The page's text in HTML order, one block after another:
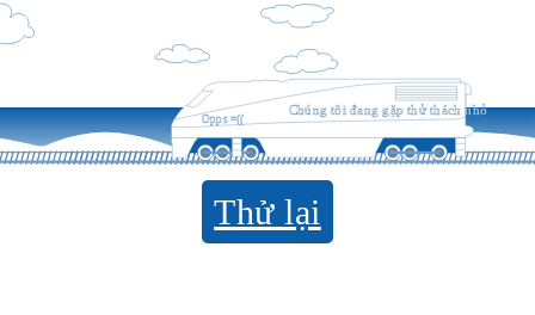
Opps =((
Chúng tôi đang gặp thử thách nhỏ
Thử lại